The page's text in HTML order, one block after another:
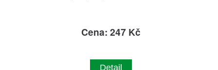
Cena: 247 Kč
Detail